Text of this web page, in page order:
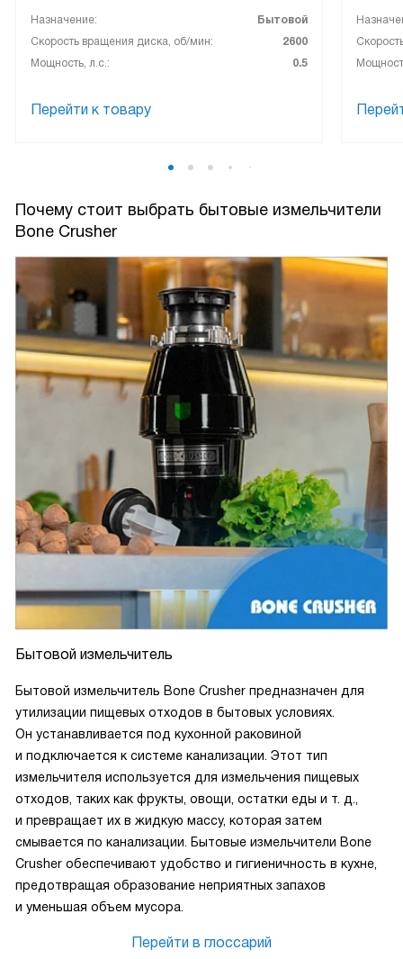
Назначение:
Бытовой
Скорость вращения диска, об/мин:
2600
Мощность, л.с.:
0.5
Перейти к товару
Почему стоит выбрать бытовые измельчители
Bone Crusher
Бытовой измельчитель
Бытовой измельчитель Bone Crusher предназначен для
утилизации пищевых отходов в бытовых условиях.
Он устанавливается под кухонной раковиной
и подключается к системе канализации. Этот тип
измельчителя используется для измельчения пищевых
отходов, таких как фрукты, овощи, остатки еды и т. д.,
и превращает их в жидкую массу, которая затем
смывается по канализации. Бытовые измельчители Bone
Crusher обеспечивают удобство и гигиеничность в кухне,
предотвращая образование неприятных запахов
и уменьшая объем мусора.
Перейти в глоссарий